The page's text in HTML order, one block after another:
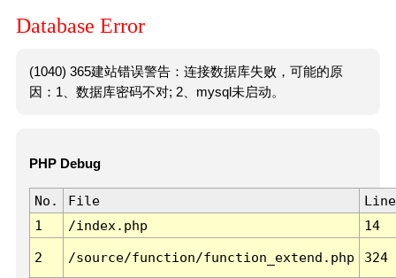
Database Error
(1040) 365建站错误警告：连接数据库失败，可能的原
因：1、数据库密码不对; 2、mysql未启动。
PHP Debug
No. File
Line
1
/index.php 14
2 /source/function/function_extend.php 324